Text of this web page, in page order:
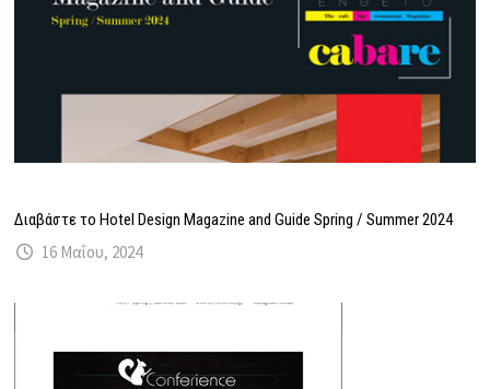
Διαβάστε το Hotel Design Magazine and Guide Spring / Summer 2024
16 Μαΐου, 2024